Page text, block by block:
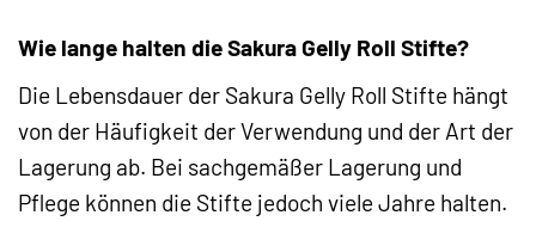
Wie lange halten die Sakura Gelly Roll Stifte?
Die Lebensdauer der Sakura Gelly Roll Stifte hängt
von der Häufigkeit der Verwendung und der Art der
Lagerung ab. Bei sachgemäßer Lagerung und
Pflege können die Stifte jedoch viele Jahre halten.